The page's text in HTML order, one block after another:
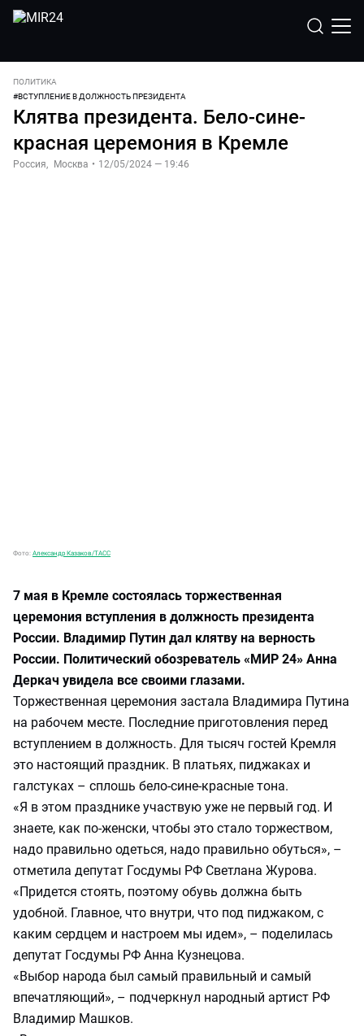
ПОЛИТИКА
#ВСТУПЛЕНИЕ В ДОЛЖНОСТЬ ПРЕЗИДЕНТА
Клятва президента. Бело-сине-
красная церемония в Кремле
Россия, Москва • 12/05/2024 — 19:46
Фото: Александр Казаков/ТАСС
7 мая в Кремле состоялась торжественная
церемония вступления в должность президента
России. Владимир Путин дал клятву на верность
России. Политический обозреватель «МИР 24» Анна
Деркач увидела все своими глазами.
Торжественная церемония застала Владимира Путина
на рабочем месте. Последние приготовления перед
вступлением в должность. Для тысяч гостей Кремля
это настоящий праздник. В платьях, пиджаках и
галстуках – сплошь бело-сине-красные тона.
«Я в этом празднике участвую уже не первый год. И
знаете, как по-женски, чтобы это стало торжеством,
надо правильно одеться, надо правильно обуться», –
отметила депутат Госдумы РФ Светлана Журова.
«Придется стоять, поэтому обувь должна быть
удобной. Главное, что внутри, что под пиджаком, с
каким сердцем и настроем мы идем», – поделилась
депутат Госдумы РФ Анна Кузнецова.
«Выбор народа был самый правильный и самый
впечатляющий», – подчеркнул народный артист РФ
Владимир Машков.